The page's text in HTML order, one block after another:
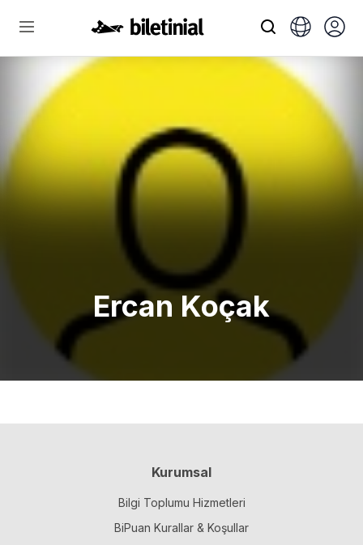
Ercan Koçak
Kurumsal
Bilgi Toplumu Hizmetleri
BiPuan Kurallar & Koşullar